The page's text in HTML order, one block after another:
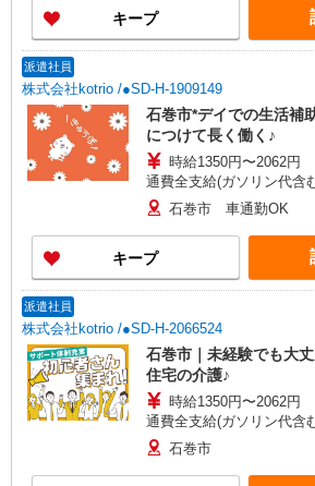
キープ
派遣社員
株式会社kotrio /●SD-H-1909149
石巻市*デイでの生活補
につけて長く働く♪
時給1350円〜2062円
通費全支給(ガソリン代含
石巻市 車通勤OK
キープ
派遣社員
株式会社kotrio /●SD-H-2066524
石巻市｜未経験でも大
住宅の介護♪
時給1350円〜2062円
通費全支給(ガソリン代含
石巻市